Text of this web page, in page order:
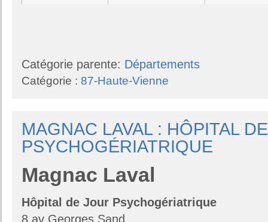
Catégorie parente: Départements
Catégorie : 87-Haute-Vienne
MAGNAC LAVAL : HÔPITAL
PSYCHOGÉRIATRIQUE
Magnac Laval
Hôpital de Jour Psychogériatrique
8 av Georges Sand